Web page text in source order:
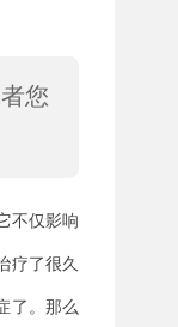
您
不仅影响
疗了很久
了。那么